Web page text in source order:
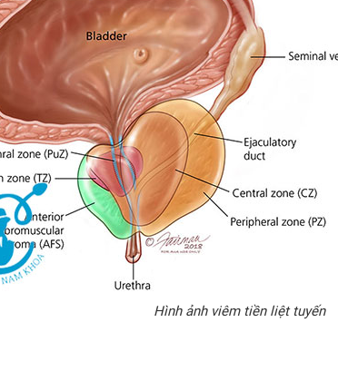
Hình ảnh viêm tiền liệt tuyến